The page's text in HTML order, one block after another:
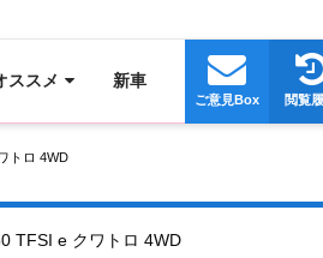
ススメ 新車
閲覧
ご意見Box
トロ 4WD
TFSI e クワトロ 4WD